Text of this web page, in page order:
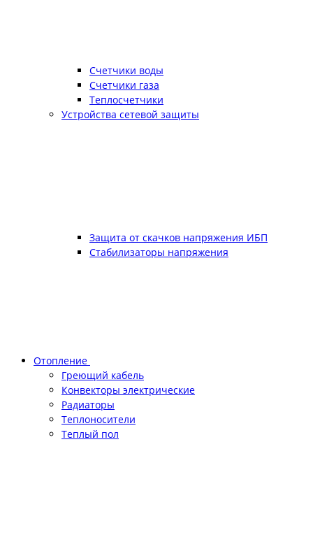
Счетчики воды
Счетчики газа
Теплосчетчики
Устройства сетевой защиты
Защита от скачков напряжения ИБП
Стабилизаторы напряжения
Отопление
Греющий кабель
Конвекторы электрические
Радиаторы
Теплоносители
Теплый пол